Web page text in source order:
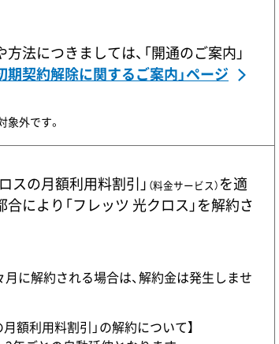
法につきましては、「開通のご案内」
期契約解除に関するご案内」ページ
外です。
スの月額利用料割引」 （料金サービス） を適
により「フレッツ 光クロス」を解約さ
に解約される場合は、解約金は発生しませ
額利用料割引」の解約について】